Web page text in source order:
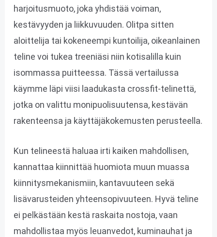
harjoitusmuoto, joka yhdistää voiman,
kestävyyden ja liikkuvuuden. Olitpa sitten
aloittelija tai kokeneempi kuntoilija, oikeanlainen
teline voi tukea treeniäsi niin kotisalilla kuin
isommassa puitteessa. Tässä vertailussa
käymme läpi viisi laadukasta crossfit-telinettä,
jotka on valittu monipuolisuutensa, kestävän
rakenteensa ja käyttäjäkokemusten perusteella.
Kun telineestä haluaa irti kaiken mahdollisen,
kannattaa kiinnittää huomiota muun muassa
kiinnitysmekanismiin, kantavuuteen sekä
lisävarusteiden yhteensopivuuteen. Hyvä teline
ei pelkästään kestä raskaita nostoja, vaan
mahdollistaa myös leuanvedot, kuminauhat ja